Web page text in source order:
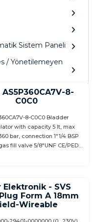
Sistem Paneli
/ Yönetilemeyen
AS5P360CA7V-8-
C0C0
8-C0C0 Bladder
with capacity 5 lt, max
bar, connection 1"1/4 BSP
fill valve 5/8"UNF CE/PED
Elektronik - SVS
Form A 18mm
Wireable